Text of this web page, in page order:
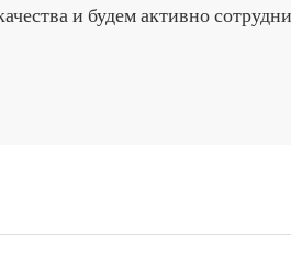
и будем активно